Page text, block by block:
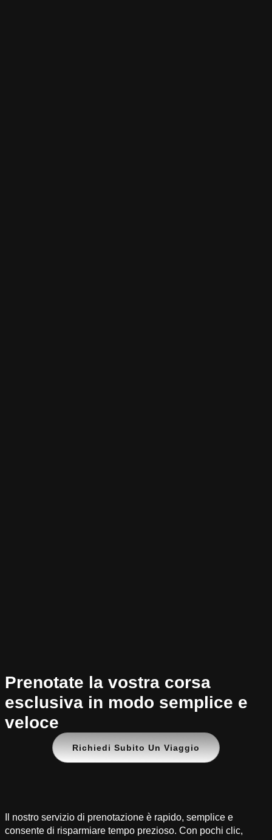
Prenotate la vostra corsa
esclusiva in modo semplice e
veloce
Richiedi Subito Un Viaggio
Il nostro servizio di prenotazione è rapido, semplice e
consente di risparmiare tempo prezioso. Con pochi clic,